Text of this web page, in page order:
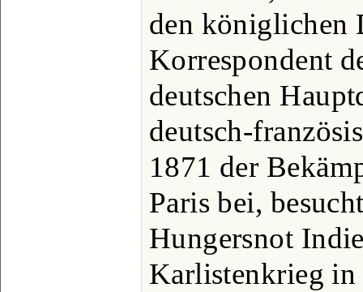
den königlichen
Korrespondent
deutschen
deutsch-
1871 der
Paris bei,
Hungersnot
Karlistenkrieg in